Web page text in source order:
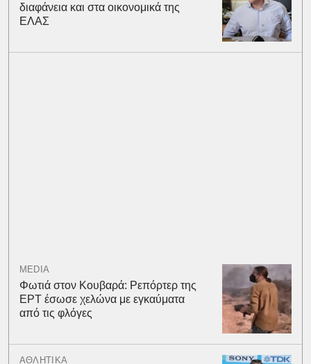
διαφάνεια και στα οικονομικά της
ΕΛΑΣ
MEDIA
Φωτιά στον Κουβαρά: Ρεπόρτερ της
ΕΡΤ έσωσε χελώνα με εγκαύματα
από τις φλόγες
ΑΘΛΗΤΙΚΑ